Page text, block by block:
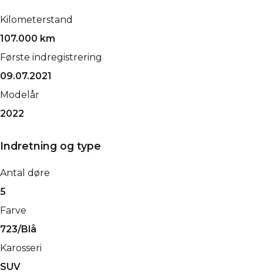
Kilometerstand
107.000 km
Første indregistrering
09.07.2021
Modelår
2022
Indretning og type
Antal døre
5
Farve
723/Blå
Karosseri
SUV